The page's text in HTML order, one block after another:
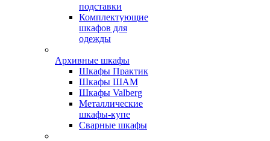
подставки
Комплектующие
шкафов для
одежды
Архивные шкафы
Шкафы Практик
Шкафы ШАМ
Шкафы Valberg
Металлические
шкафы-купе
Сварные шкафы